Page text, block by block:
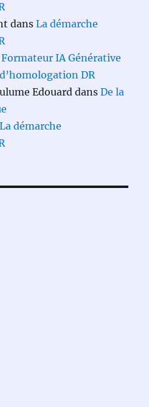
dansLa démarche
IA Générative
DR
Edouard dansDe la
La démarche